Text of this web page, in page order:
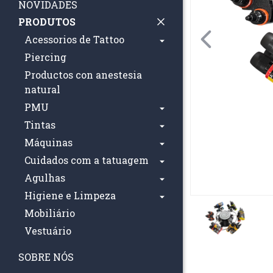
NOVIDADES
PRODUTOS
Acessorios de Tattoo
Piercing
Productos con anestesia
natural
PMU
Tintas
Máquinas
Cuidados com a tatuagem
Agulhas
Higiene e Limpeza
Mobiliário
Vestuário
SOBRE NÓS